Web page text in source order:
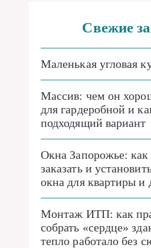
Свежие
Маленькая угловая
Массив: чем он
для гардеробной и
подходящий вариант
Окна Запорожье: как
заказать и
окна для квартиры и
Монтаж ИТП: как
собрать «сердце»
тепло работало без